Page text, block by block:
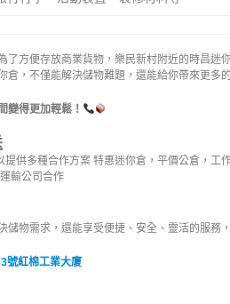
了方便存放商業貨物，樂民新村附近的時昌迷
倉，不僅能解決儲物難題，還能給你帶來更多
變得更加輕鬆！
提供多種合作方案 特惠迷你倉，平價公倉，工
輸公司合作
儲物需求，還能享受便捷、安全、靈活的服務
號紅棉工業大廈
線：